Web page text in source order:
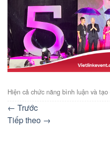
Hiện cả chức năng bình luận và
← Trước
Tiếp theo →